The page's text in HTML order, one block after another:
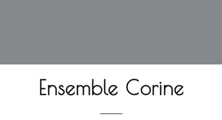
Ensemble Corine